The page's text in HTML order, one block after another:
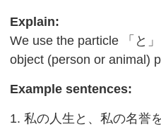
Explain:
We use the particle 「と
object (person or animal)
Example sentences:
1. 私の人生と、私の名誉